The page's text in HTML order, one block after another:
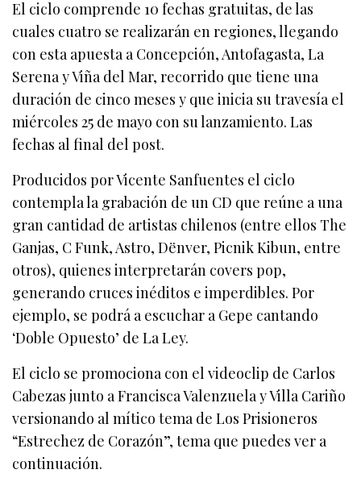
El ciclo comprende 10 fechas gratuitas, de las
cuales cuatro se realizarán en regiones, llegando
con esta apuesta a Concepción, Antofagasta, La
Serena y Viña del Mar, recorrido que tiene una
duración de cinco meses y que inicia su travesía el
miércoles 25 de mayo con su lanzamiento. Las
fechas al final del post.
Producidos por Vicente Sanfuentes el ciclo
contempla la grabación de un CD que reúne a una
gran cantidad de artistas chilenos (entre ellos The
Ganjas, C Funk, Astro, Dënver, Picnik Kibun, entre
otros), quienes interpretarán covers pop,
generando cruces inéditos e imperdibles. Por
ejemplo, se podrá a escuchar a Gepe cantando
‘Doble Opuesto’ de La Ley.
El ciclo se promociona con el videoclip de Carlos
Cabezas junto a Francisca Valenzuela y Villa Cariño
versionando al mítico tema de Los Prisioneros
“Estrechez de Corazón”, tema que puedes ver a
continuación.